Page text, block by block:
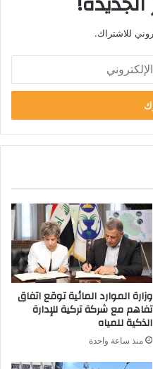
للاشتراك.
وزارة الموارد المائية توقع اتفاق
تفاهم مع شركة تركية للإدارة
الذكية للمياه
منذ ساعة واحدة